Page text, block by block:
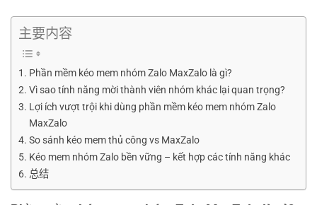
主要内容
Phần mềm kéo mem nhóm Zalo MaxZalo là gì?
Vì sao tính năng mời thành viên nhóm khác lại quan trọng?
Lợi ích vượt trội khi dùng phần mềm kéo mem nhóm Zalo
MaxZalo
So sánh kéo mem thủ công vs MaxZalo
Kéo mem nhóm Zalo bền vững – kết hợp các tính năng khác
总结